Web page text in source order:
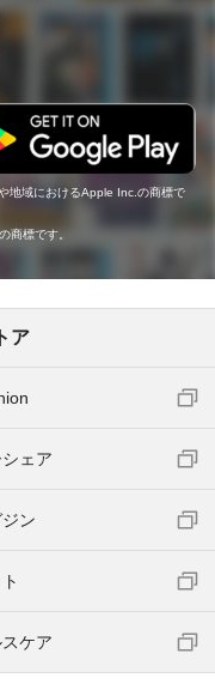
地域におけるApple Inc.の商標で
商標です。
ア
ェア
ン
ケア